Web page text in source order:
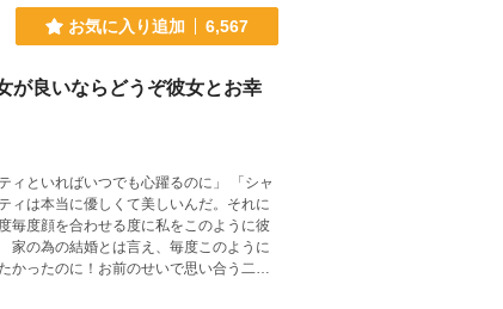
お気に入り追加 6,567
が良いならどうぞ彼女とお幸